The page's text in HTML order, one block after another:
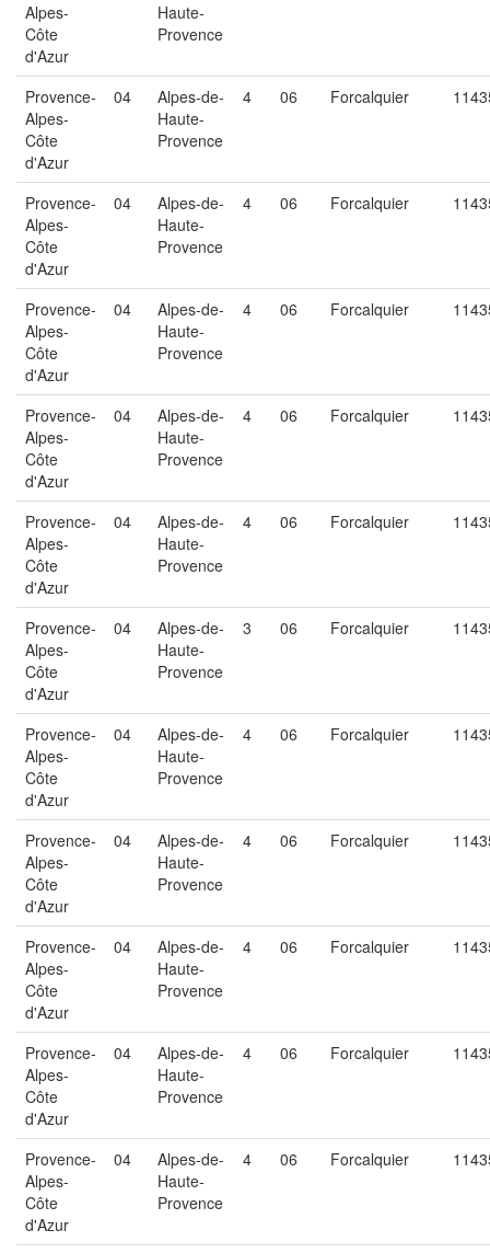
Alpes-
Côte
d'Azur
Haute-
Provence
Provence-
Alpes-
Côte
d'Azur
04
Alpes-de-
Haute-
Provence
4 06 Forcalquier
Provence-
Alpes-
Côte
d'Azur
04
Alpes-de-
Haute-
Provence
4 06 Forcalquier
Provence-
Alpes-
Côte
d'Azur
04
Alpes-de-
Haute-
Provence
4 06 Forcalquier
Provence-
Alpes-
Côte
d'Azur
04
Alpes-de-
Haute-
Provence
4 06 Forcalquier
Provence-
Alpes-
Côte
d'Azur
04
Alpes-de-
Haute-
Provence
4 06 Forcalquier
Provence-
Alpes-
Côte
d'Azur
04
Alpes-de-
Haute-
Provence
3 06 Forcalquier
Provence-
Alpes-
Côte
d'Azur
04
Alpes-de-
Haute-
Provence
4 06 Forcalquier
Provence-
Alpes-
Côte
d'Azur
04
Alpes-de-
Haute-
Provence
4 06 Forcalquier
Provence-
Alpes-
Côte
d'Azur
04
Alpes-de-
Haute-
Provence
4 06 Forcalquier
Provence-
Alpes-
Côte
d'Azur
04
Alpes-de-
Haute-
Provence
4 06 Forcalquier
Provence-
Alpes-
Côte
d'Azur
04
Alpes-de-
Haute-
Provence
4 06 Forcalquier